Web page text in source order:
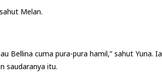
Melan.
Bellina cuma pura-pura hamil,” sahut Yuna. Ia
saudaranya itu.